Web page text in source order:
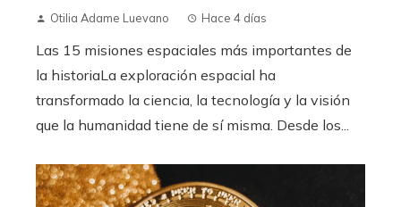
Otilia Adame Luevano Hace 4 días
Las 15 misiones espaciales más importantes de
la historiaLa exploración espacial ha
transformado la ciencia, la tecnología y la visión
que la humanidad tiene de sí misma. Desde los...